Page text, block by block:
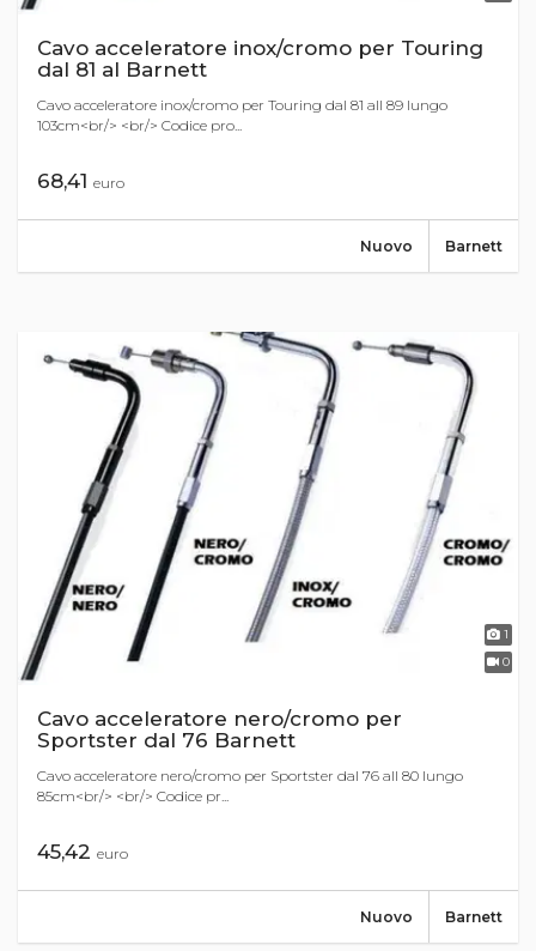
Cavo acceleratore inox/cromo per Touring
dal 81 al Barnett
Cavo acceleratore inox/cromo per Touring dal 81 all 89 lungo
103cm<br/> <br/> Codice pro...
68,41 euro
Barnett
Nuovo
1
0
Cavo acceleratore nero/cromo per
Sportster dal 76 Barnett
Cavo acceleratore nero/cromo per Sportster dal 76 all 80 lungo
85cm<br/> <br/> Codice pr...
45,42 euro
Barnett
Nuovo